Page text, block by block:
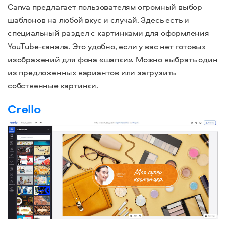
Canva предлагает пользователям огромный выбор
шаблонов на любой вкус и случай. Здесь есть и
специальный раздел с картинками для оформления
YouTube-канала. Это удобно, если у вас нет готовых
изображений для фона «шапки». Можно выбрать один
из предложенных вариантов или загрузить
собственные картинки.
Crello